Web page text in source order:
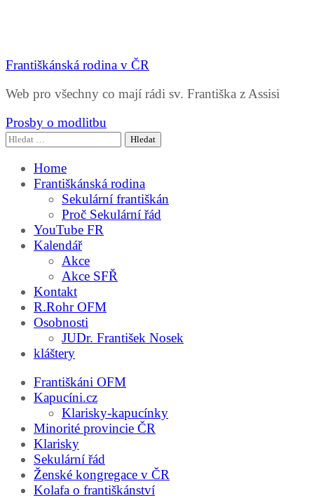
Františkánská rodina v ČR
Web pro všechny co mají rádi sv. Františka z Assisi
Prosby o modlitbu
Vyhledávání
Home
Františkánská rodina
Sekulární františkán
Proč Sekulární řád
YouTube FR
Kalendář
Akce
Akce SFŘ
Kontakt
R.Rohr OFM
Osobnosti
JUDr. František Nosek
kláštery
Františkáni OFM
Kapucíni.cz
Klarisky-kapucínky
Minorité provincie ČR
Klarisky
Sekulární řád
Ženské kongregace v ČR
Kolafa o františkánství